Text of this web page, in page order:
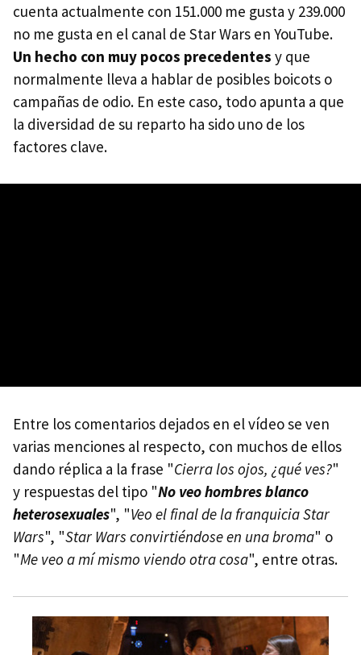
cuenta actualmente con 151.000 me gusta y 239.000
no me gusta en el canal de Star Wars en YouTube.
Un hecho con muy pocos precedentes y que
normalmente lleva a hablar de posibles boicots o
campañas de odio. En este caso, todo apunta a que
la diversidad de su reparto ha sido uno de los
factores clave.
Entre los comentarios dejados en el vídeo se ven
varias menciones al respecto, con muchos de ellos
dando réplica a la frase "Cierra los ojos, ¿qué ves?"
y respuestas del tipo "No veo hombres blanco
heterosexuales", "Veo el final de la franquicia Star
Wars", "Star Wars convirtiéndose en una broma" o
"Me veo a mí mismo viendo otra cosa", entre otras.